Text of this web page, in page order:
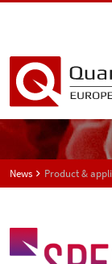
News Product &